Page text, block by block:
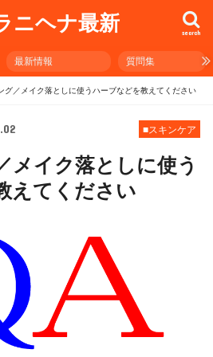
ニヘナ最新 search
最新情報 質問集
グ／メイク落としに使うハーブなどを教えてください
■スキンケア
メイク落としに使う
えてください